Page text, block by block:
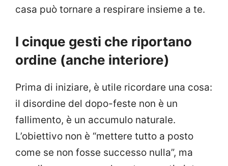
casa può tornare a respirare insieme a te.
I cinque gesti che riportano
ordine (anche interiore)
Prima di iniziare, è utile ricordare una cosa:
il disordine del dopo-feste non è un
fallimento, è un accumulo naturale.
L’obiettivo non è “mettere tutto a posto
come se non fosse successo nulla”, ma